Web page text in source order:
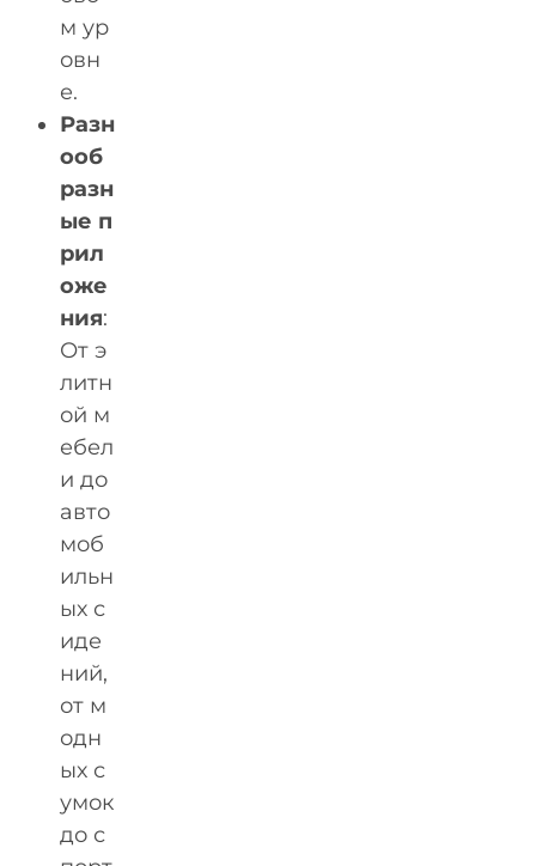
м ур
овн
е.
Разн
ооб
разн
ые п
рил
оже
ния:
От э
литн
ой м
ебел
и до
авто
моб
ильн
ых с
иде
ний,
от м
одн
ых с
умок
до с